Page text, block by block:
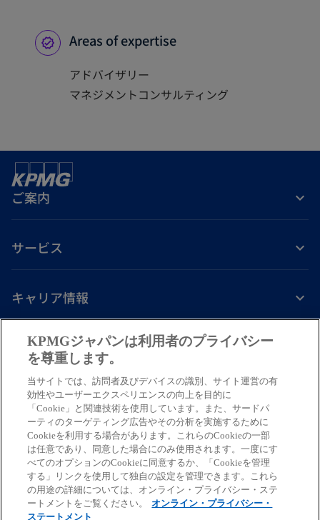
Areas of expertise
アドバイザリー
マネジメントコンサルティング
ご案内
サービス
キャリア情報
し
い
タ
ブ
で
開
く
新
し
タ
ブ
で
開
く
し
タ
ブ
で
開
く
し
タ
ブ
で
開
く
し
タ
ブ
で
開
く
免責事項プライバシーポリシー
© 2026 KPMG AZSA LLC, a limited liability audit corporation
incorporated under the Japanese Certified Public Accountants Law and
a member firm of the KPMG global organization of independent member
firms affiliated with KPMG International Limited, a private English
company limited by guarantee. All rights reserved. © 2026 KPMG Tax
Corporation, a tax corporation incorporated under the Japanese CPTA
Law and a member firm of the KPMG global organization of independent
member firms affiliated with KPMG International Limited, a private
KPMGジャパンは利用者のプライバシー
を尊重します。
当サイトでは、訪問者及びデバイスの識別、サイト運営の有
効性やユーザーエクスペリエンスの向上を目的に
「Cookie」と関連技術を使用しています。また、サードパ
ーティのターゲティング広告やその分析を実施するために
Cookieを利用する場合があります。これらのCookieの一部
は任意であり、同意した場合にのみ使用されます。一度にす
べてのオプションのCookieに同意するか、「Cookieを管理
する」リンクを使用して独自の設定を管理できます。これら
の用途の詳細については、オンライン・プライバシー・ステ
ートメントをご覧ください。
オンライン・プライバシー・
ステートメント